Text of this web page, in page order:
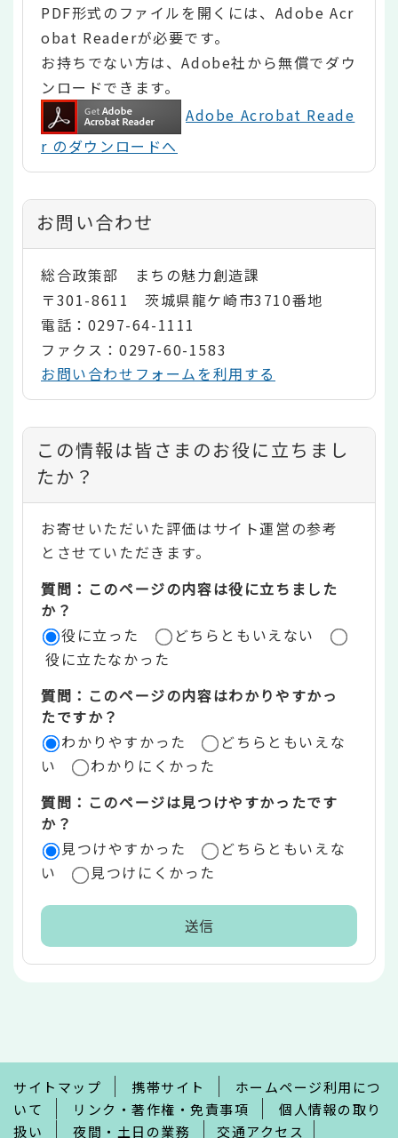
PDF形式のファイルを開くには、Adobe Acr
obat Readerが必要です。
お持ちでない方は、Adobe社から無償でダウ
ンロードできます。
Adobe Acrobat Reade
r のダウンロードへ
お問い合わせ
総合政策部 まちの魅力創造課
〒301-8611 茨城県龍ケ崎市3710番地
電話：0297-64-1111
ファクス：0297-60-1583
お問い合わせフォームを利用する
コ
ン
テ
ン
ツ
評
価
リ
ア
この情報は皆さまのお役に立ちまし
たか？
お寄せいただいた評価はサイト運営の参考
とさせていただきます。
質問：このページの内容は役に立ちました
か？
役に立った
どちらともいえない
役に立たなかった
質問：このページの内容はわかりやすかっ
たですか？
わかりやすかった
どちらともいえな
い
わかりにくかった
質問：このページは見つけやすかったです
か？
見つけやすかった
どちらともいえな
い
見つけにくかった
で
サイトマップ 携帯サイト
ホームページ利用につ
いて
リンク・著作権・免責事項
個人情報の取り
扱い
夜間・土日の業務 交通アクセス